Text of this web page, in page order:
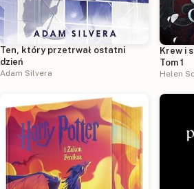
Ten, który przetrwał ostatni
dzień
Adam Silvera
Krew i
Tom 1
Helen